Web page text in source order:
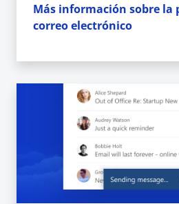
Más información sobre la
correo electrónico